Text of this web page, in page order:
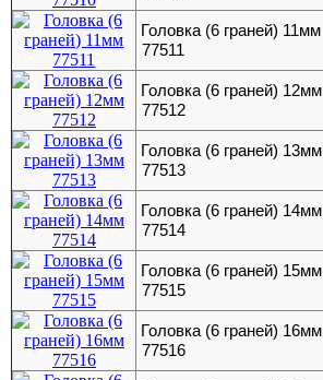
Головка (6 граней) 11мм
77511
Головка (6 граней) 12мм
77512
Головка (6 граней) 13мм
77513
Головка (6 граней) 14мм
77514
Головка (6 граней) 15мм
77515
Головка (6 граней) 16мм
77516